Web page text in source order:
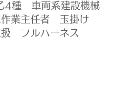
4種 車両系建設機械
業主任者 玉掛け
フルハーネス